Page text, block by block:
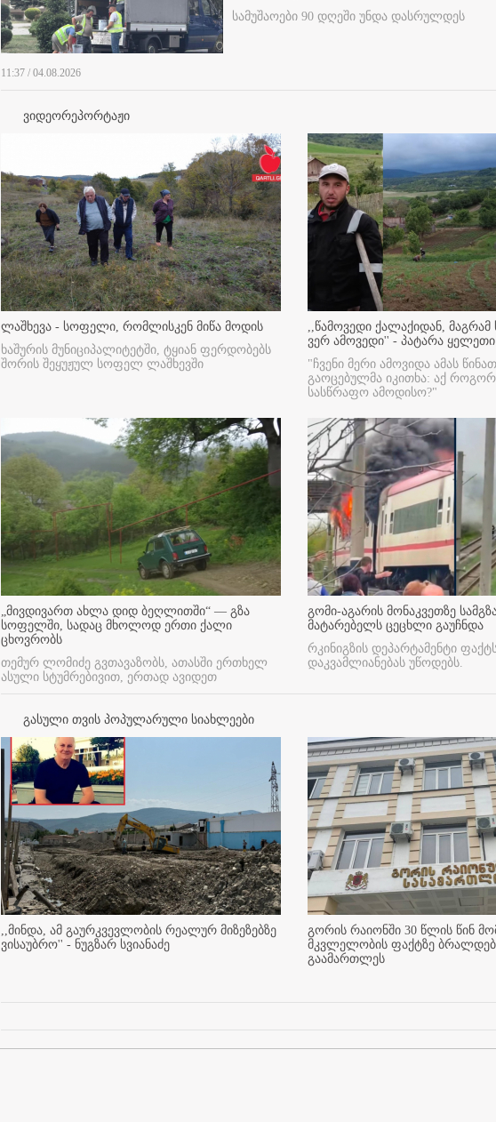
სამუშაოები 90 დღეში უნდა დასრულდეს
11:37 / 04.08.2026
ვიდეორეპორტაჟი
ლაშხევა - სოფელი, რომლისკენ მიწა მოდის
ხაშურის მუნიციპალიტეტში, ტყიან ფერდობებს
შორის შეყუჟულ სოფელ ლაშხევში
,,წამოვედი ქალაქიდან,
ვერ ამოვედი'' - პატარა ყელეთი
"ჩვენი მერი ამოვიდა ამას
გაოცებულმა იკითხა: აქ
სასწრაფო ამოდისო?"
„მივდივართ ახლა დიდ ბეღლითში“ — გზა
სოფელში, სადაც მხოლოდ ერთი ქალი
ცხოვრობს
თემურ ლომიძე გვთავაზობს, ათასში ერთხელ
ასული სტუმრებივით, ერთად ავიდეთ
გომი-აგარის მონაკვეთზე
მატარებელს ცეცხლი გაუჩნდა
რკინიგზის დეპარტამენტი
დაკვამლიანებას უწოდებს.
გასული თვის პოპულარული სიახლეები
,,მინდა, ამ გაურკვევლობის რეალურ მიზეზებზე
ვისაუბრო'' - ნუგზარ სვიანაძე
გორის რაიონში 30 წლის წინ
მკვლელობის ფაქტზე
გაამართლეს